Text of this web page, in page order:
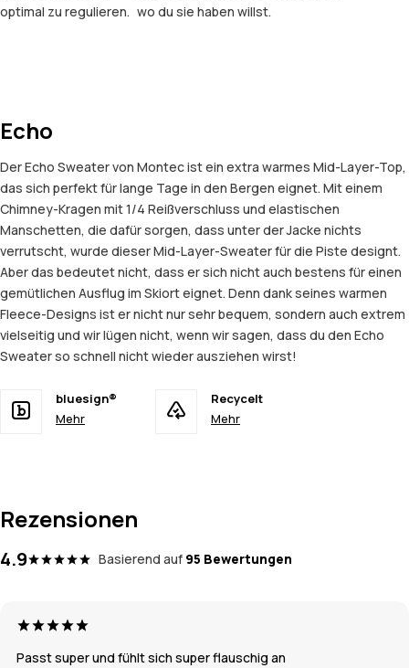
optimal zu regulieren. wo du sie haben willst.
Echo
Der Echo Sweater von Montec ist ein extra warmes Mid-Layer-Top,
das sich perfekt für lange Tage in den Bergen eignet. Mit einem
Chimney-Kragen mit 1/4 Reißverschluss und elastischen
Manschetten, die dafür sorgen, dass unter der Jacke nichts
verrutscht, wurde dieser Mid-Layer-Sweater für die Piste designt.
Aber das bedeutet nicht, dass er sich nicht auch bestens für einen
gemütlichen Ausflug im Skiort eignet. Denn dank seines warmen
Fleece-Designs ist er nicht nur sehr bequem, sondern auch extrem
vielseitig und wir lügen nicht, wenn wir sagen, dass du den Echo
Sweater so schnell nicht wieder ausziehen wirst!
bluesign®
Mehr
Recycelt
Mehr
Rezensionen
4.9 Basierend auf 95 Bewertungen
Passt super und fühlt sich super flauschig an